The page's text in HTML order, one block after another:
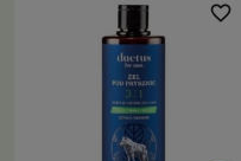
favorite_border